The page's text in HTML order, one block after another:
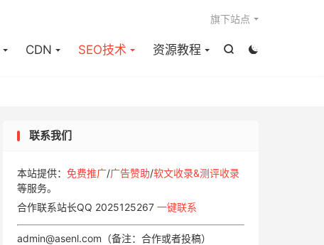


CDN SEO技术 资源教程
旗下站点
联系我们
本站提供： 免费推广/广告赞助/软文收录&测评收录
等服务。
合作联系站长QQ 2025125267 一键联系
admin@asenl.com（备注：合作或者投稿）